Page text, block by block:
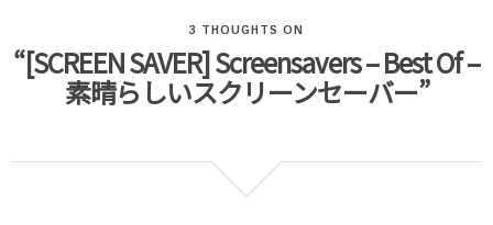
3 THOUGHTS ON
“[SCREEN SAVER] Screensavers – Best Of –
素晴らしいスクリーンセーバー”